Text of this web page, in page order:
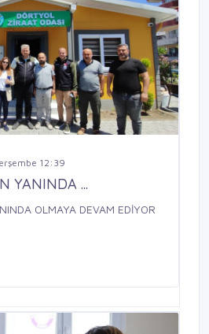
12:39
YANINDA ...
OLMAYA DEVAM EDİYOR